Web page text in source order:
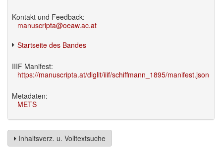
Kontakt und Feedback:
manuscripta@oeaw.ac.at
Startseite des Bandes
IIIF Manifest:
https://manuscripta.at/diglit/iiif/schiffmann_1895/manifest.json
Metadaten:
METS
Inhaltsverz. u. Volltextsuche